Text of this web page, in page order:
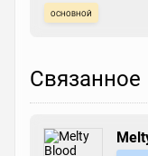
основной
Связанное